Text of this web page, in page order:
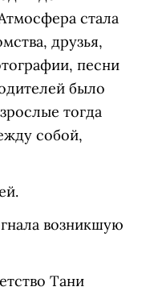
стала
друзья,
песни
было
тогда
собой,
возникшую
Тани